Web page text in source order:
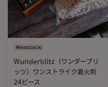
Restock
Wunderblitz（ワンダーブリ
ッツ）ワンストライク着火剤
24ピース